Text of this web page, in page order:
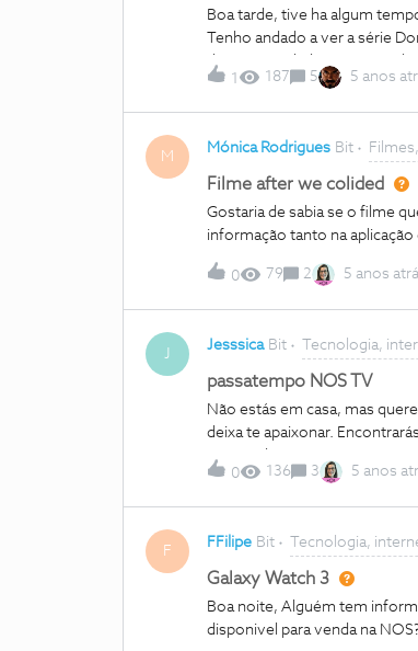
Boa tarde, tive ha algum
Tenho andado a ver a série
dar continuidade à
resultados para a
conseguir. O nos play esta ok
series no nos play estão ok.
1 187 5 5 anos
M
Mónica Rodrigues Bit
Filme after we colided
Gostaria de sabia se o filme
informação tanto na
0 79 2 5 anos
J
Jesssica Bit Tecnologia,
passatempo NOS TV
Não estás em casa, mas
deixa te apaixonar.
não perdes um minuto e
0
136 3 5 anos
F
FFilipe Bit Tecnologia,
Galaxy Watch 3
Boa noite, Alguém tem
disponivel para venda na